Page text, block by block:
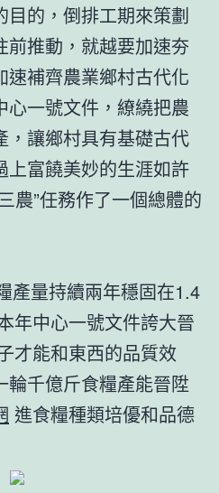
的，倒排工期來策劃
前推動，就越要加速夯
速補齊農業鄉村古代化
心一號文件，繚繞把農
，讓鄉村具有基礎古代
上富饒美妙的生涯如許
農”任務作了一個總體的
產量持續兩年穩固在1.4
年中心一號文件誇大晉
才能和東西的品質效
輪千億斤食糧產能晉陞
進食糧種類培優和品德